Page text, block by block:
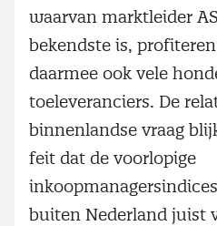
waarvan marktleider
bekendste is,
daarmee ook vele
toeleveranciers. De
binnenlandse vraag
feit dat de voorlopige
buiten Nederland juist